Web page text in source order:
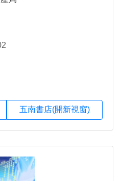
五南書店(開新視窗)